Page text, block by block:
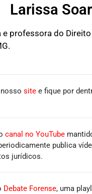
Larissa
e professora do Direito
nossosite e fique por
canal no YouTube
publica
jurídicos.
Debate Forense, uma